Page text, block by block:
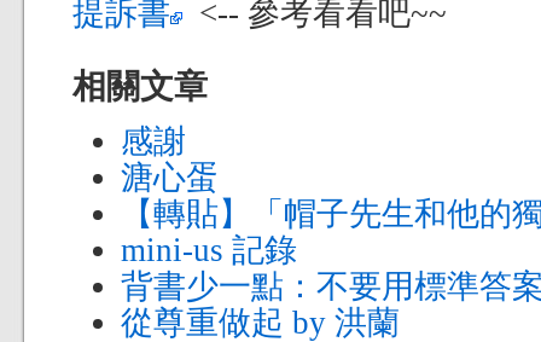
提訴書
<-- 參考看看吧~~
相關文章
感謝
溏心蛋
【轉貼】「帽子先生和他的
mini-us 記錄
背書少一點：不要用標準答
從尊重做起 by 洪蘭